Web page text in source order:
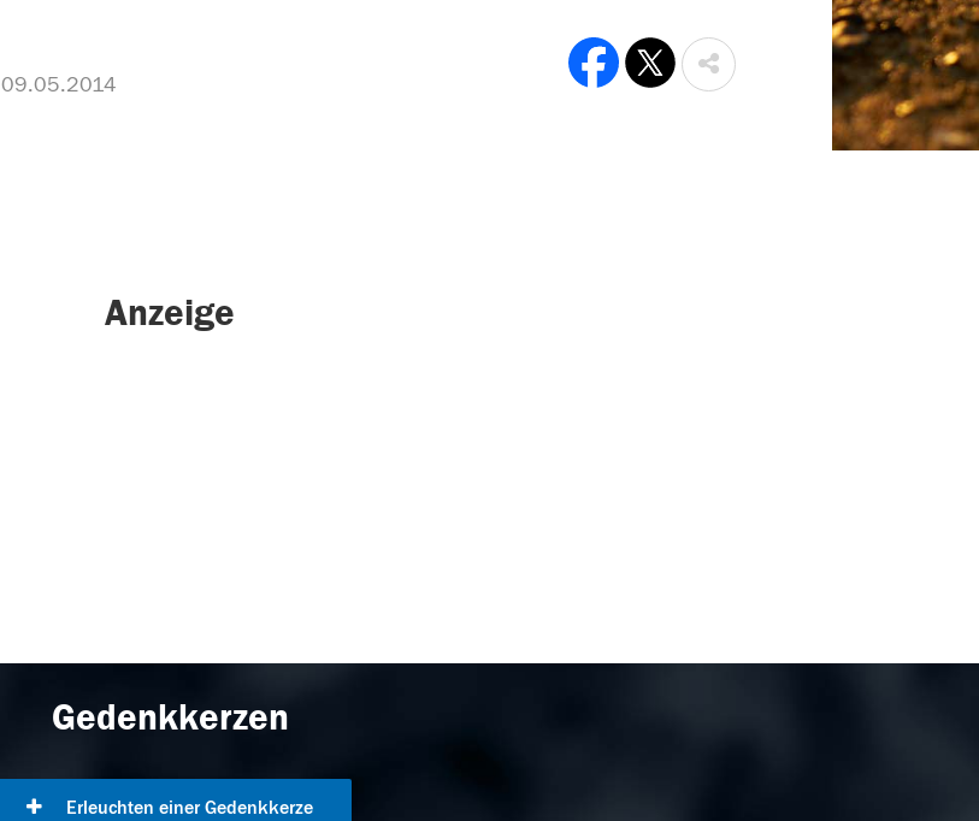
09.05.2014
Anzeige
Gedenkkerzen
Erleuchten einer Gedenkkerze